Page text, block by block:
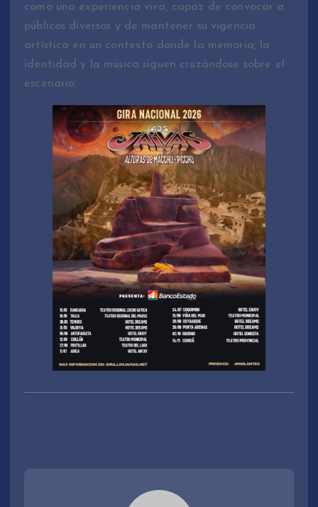
como una experiencia viva, capaz de convocar a
públicos diversos y de mantener su vigencia
artística en un contexto donde la memoria, la
identidad y la música siguen cruzándose sobre el
escenario.